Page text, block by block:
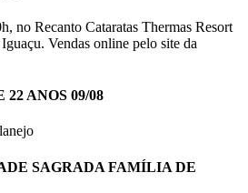
no Recanto Cataratas Thermas Resort
Vendas online pelo site da
ANOS 09/08
SAGRADA FAMÍLIA DE